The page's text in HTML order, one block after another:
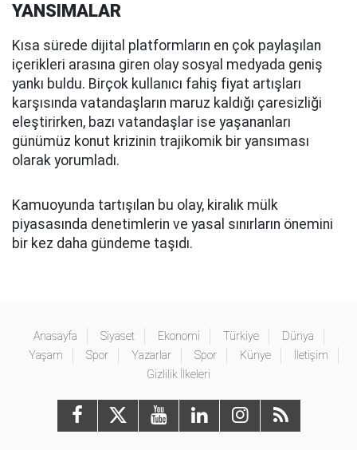
YANSIMALAR
Kısa sürede dijital platformların en çok paylaşılan
içerikleri arasına giren olay sosyal medyada geniş
yankı buldu. Birçok kullanıcı fahiş fiyat artışları
karşısında vatandaşların maruz kaldığı çaresizliği
eleştirirken, bazı vatandaşlar ise yaşananları
günümüz konut krizinin trajikomik bir yansıması
olarak yorumladı.
Kamuoyunda tartışılan bu olay, kiralık mülk
piyasasında denetimlerin ve yasal sınırların önemini
bir kez daha gündeme taşıdı.
Anasayfa Siyaset Ekonomi Türkiye
Dünya
Yaşam
Spor Yazarlar Spor Künye
İletişim
Gizlilik İlkeleri